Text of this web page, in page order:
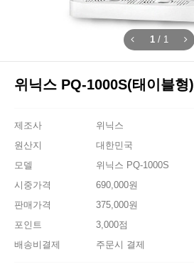
1 / 1
위닉스 PQ-1000S(태이블형)
제조사
위닉스
원산지
대한민국
모델
위닉스 PQ-1000S
시중가격
690,000원
판매가격
375,000원
포인트
3,000점
배송비결제
주문시 결제